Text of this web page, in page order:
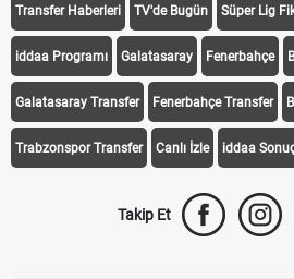
Transfer Haberleri TV'de Bugün Süper Lig
iddaa Programı Galatasaray Fenerbahçe
Galatasaray Transfer Fenerbahçe Transfer
Trabzonspor Transfer Canlı İzle iddaa
Takip Et